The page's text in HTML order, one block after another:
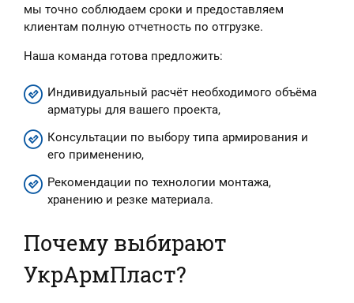
мы точно соблюдаем сроки и предоставляем
клиентам полную отчетность по отгрузке.
Наша команда готова предложить:
Индивидуальный расчёт необходимого объёма
арматуры для вашего проекта,
Консультации по выбору типа армирования и
его применению,
Рекомендации по технологии монтажа,
хранению и резке материала.
Почему выбирают
УкрАрмПласт?